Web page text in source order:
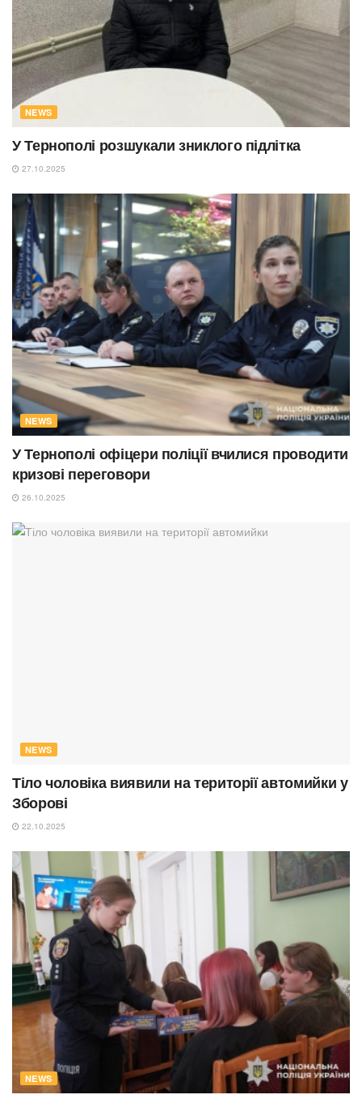
NEWS
У Тернополі розшукали зниклого підлітка
27.10.2025
NEWS
У Тернополі офіцери поліції вчилися проводити
кризові переговори
26.10.2025
NEWS
Тіло чоловіка виявили на території автомийки у
Зборові
22.10.2025
NEWS